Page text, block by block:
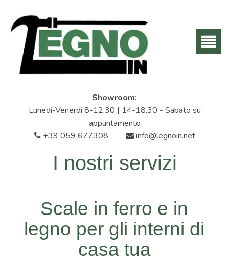
Showroom:
Lunedì-Venerdì 8-12.30 | 14-18.30 - Sabato su
appuntamento
+39 059 677308
info@legnoin.net
I nostri servizi
Scale in ferro e in
legno per gli interni di
casa tua